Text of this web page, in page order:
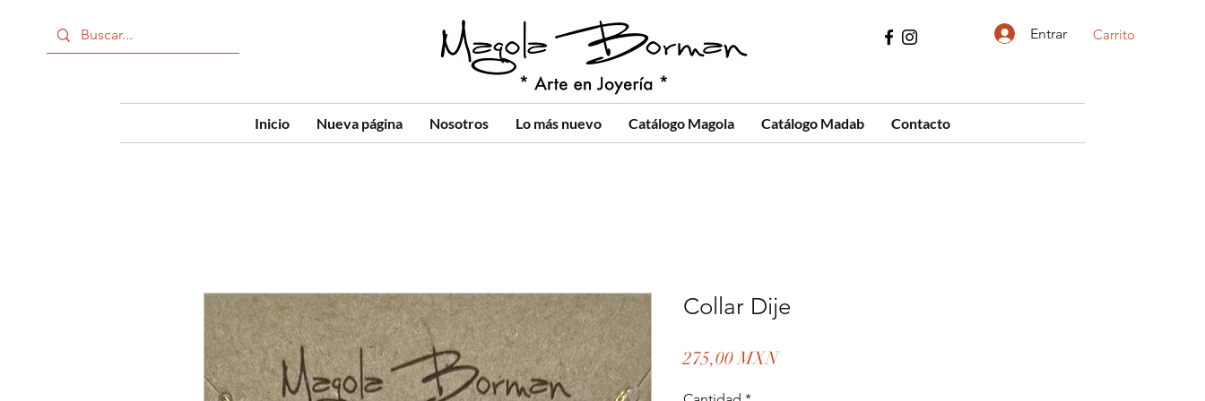
Entrar Carrito
Inicio Nueva página Nosotros Lo más nuevo Catálogo Magola Catálogo Madab Contacto
Collar Dije
275,00 MXNPrecio